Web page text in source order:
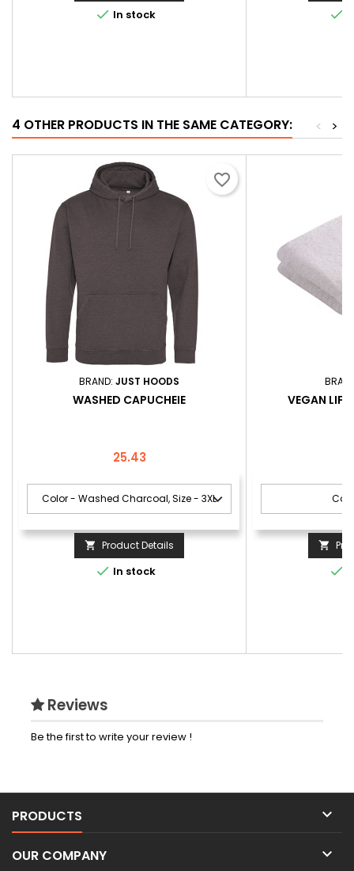
 In stock 
4 OTHER PRODUCTS IN THE SAME CATEGORY: >
<
BRAND: JUST HOODS
WASHED CAPUCHEIE
Price
25.43
 Product Details
 In stock
favorite_border
VEGAN LIFE


Reviews
Be the first to write your review !
PRODUCTS 
OUR COMPANY 